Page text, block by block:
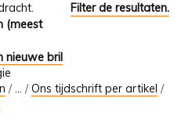
Filter de resultaten.
(meest
nieuwe bril
/… /Ons tijdschrift per artikel /